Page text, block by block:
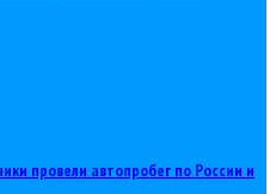
провели автопробег по России и